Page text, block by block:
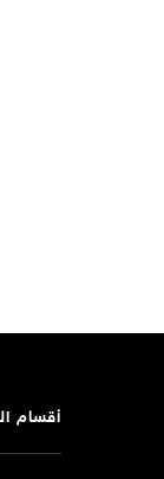
أقسام